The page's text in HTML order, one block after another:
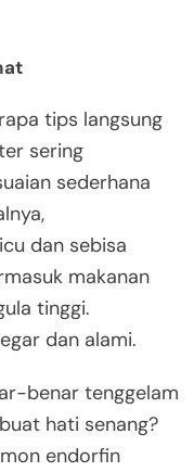
tips langsung
sering
sederhana
dan sebisa
makanan
tinggi.
dan alami.
benar tenggelam
hati senang?
endorfin